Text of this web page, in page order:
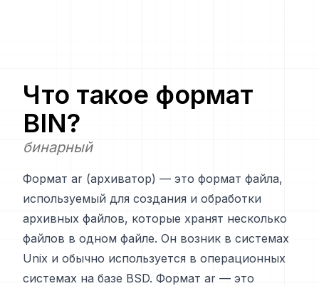
Что такое формат
BIN?
бинарный
Формат ar (архиватор) — это формат файла,
используемый для создания и обработки
архивных файлов, которые хранят несколько
файлов в одном файле. Он возник в системах
Unix и обычно используется в операционных
системах на базе BSD. Формат ar — это